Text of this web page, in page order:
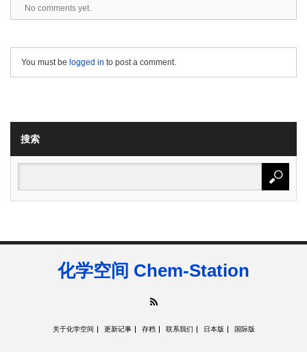
No comments yet.
You must be logged in to post a comment.
搜索
化学空间 Chem-Station
关于化学空间 更新记事 存档 联系我们 日本版 国际版